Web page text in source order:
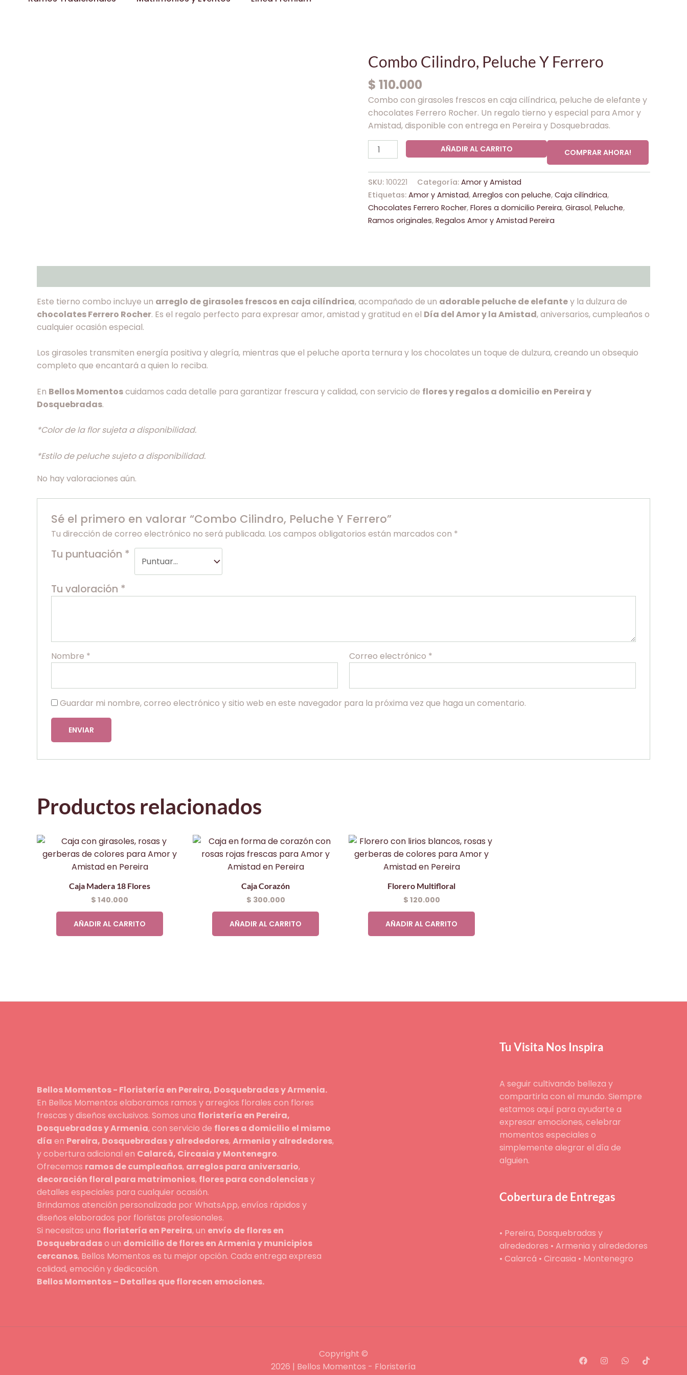
Combo Cilindro, Peluche Y Ferrero
$ 110.000
Combo con girasoles frescos en caja cilíndrica, peluche de elefante y
chocolates Ferrero Rocher. Un regalo tierno y especial para Amor y
Amistad, disponible con entrega en Pereira y Dosquebradas.
Combo
Cilindro,
Peluche
Y
Ferrero
cantidad
AÑADIR AL CARRITO COMPRAR AHORA!
SKU: 100221 Categoría: Amor y Amistad
Etiquetas: Amor y Amistad, Arreglos con peluche, Caja cilíndrica,
Chocolates Ferrero Rocher, Flores a domicilio Pereira, Girasol, Peluche,
Ramos originales, Regalos Amor y Amistad Pereira
Este tierno combo incluye un arreglo de girasoles frescos en caja cilíndrica, acompañado de un adorable peluche de elefantey la dulzura de
chocolates Ferrero Rocher. Es el regalo perfecto para expresar amor, amistad y gratitud en el Día del Amor y la Amistad, aniversarios, cumpleaños o
cualquier ocasión especial.
Los girasoles transmiten energía positiva y alegría, mientras que el peluche aporta ternura y los chocolates un toque de dulzura, creando un obsequio
completo que encantará a quien lo reciba.
En Bellos Momentoscuidamos cada detalle para garantizar frescura y calidad, con servicio de flores y regalos a domicilio en Pereira y
Dosquebradas.
*Color de la flor sujeta a disponibilidad.
*Estilo de peluche sujeto a disponibilidad.
No hay valoraciones aún.
Sé el primero en valorar “Combo Cilindro, Peluche Y Ferrero”
Tu dirección de correo electrónico no será publicada. Los campos obligatorios están marcados con *
Tu puntuación *
Tu valoración *
Nombre * Correo electrónico *
Guardar mi nombre, correo electrónico y sitio web en este navegador para la próxima vez que haga un comentario.
Productos relacionados
Caja Madera 18 Flores
$ 140.000
AÑADIR AL CARRITO
Caja Corazón
$ 300.000
AÑADIR AL CARRITO
Florero Multifloral
$ 120.000
AÑADIR AL CARRITO
Bellos Momentos - Floristería en Pereira, Dosquebradas y Armenia.
En Bellos Momentos elaboramos ramos y arreglos florales con flores
frescas y diseños exclusivos. Somos una floristería en Pereira,
Dosquebradas y Armenia, con servicio de flores a domicilio el mismo
día en Pereira, Dosquebradas y alrededores,Armenia y alrededores,
y cobertura adicional en Calarcá, Circasia y Montenegro.
Ofrecemos ramos de cumpleaños, arreglos para aniversario,
decoración floral para matrimonios, flores para condolenciasy
detalles especiales para cualquier ocasión.
Brindamos atención personalizada por WhatsApp, envíos rápidos y
diseños elaborados por floristas profesionales.
Si necesitas una floristería en Pereira, un envío de flores en
Dosquebradaso un domicilio de flores en Armenia y municipios
cercanos, Bellos Momentos es tu mejor opción. Cada entrega expresa
calidad, emoción y dedicación.
Bellos Momentos – Detalles que florecen emociones.
Tu Visita Nos Inspira
A seguir cultivando belleza y
compartirla con el mundo. Siempre
estamos aquí para ayudarte a
expresar emociones, celebrar
momentos especiales o
simplemente alegrar el día de
alguien.
Cobertura de Entregas
• Pereira, Dosquebradas y
alrededores • Armenia y alrededores
• Calarcá • Circasia • Montenegro
Copyright ©
2026 | Bellos Momentos - Floristería